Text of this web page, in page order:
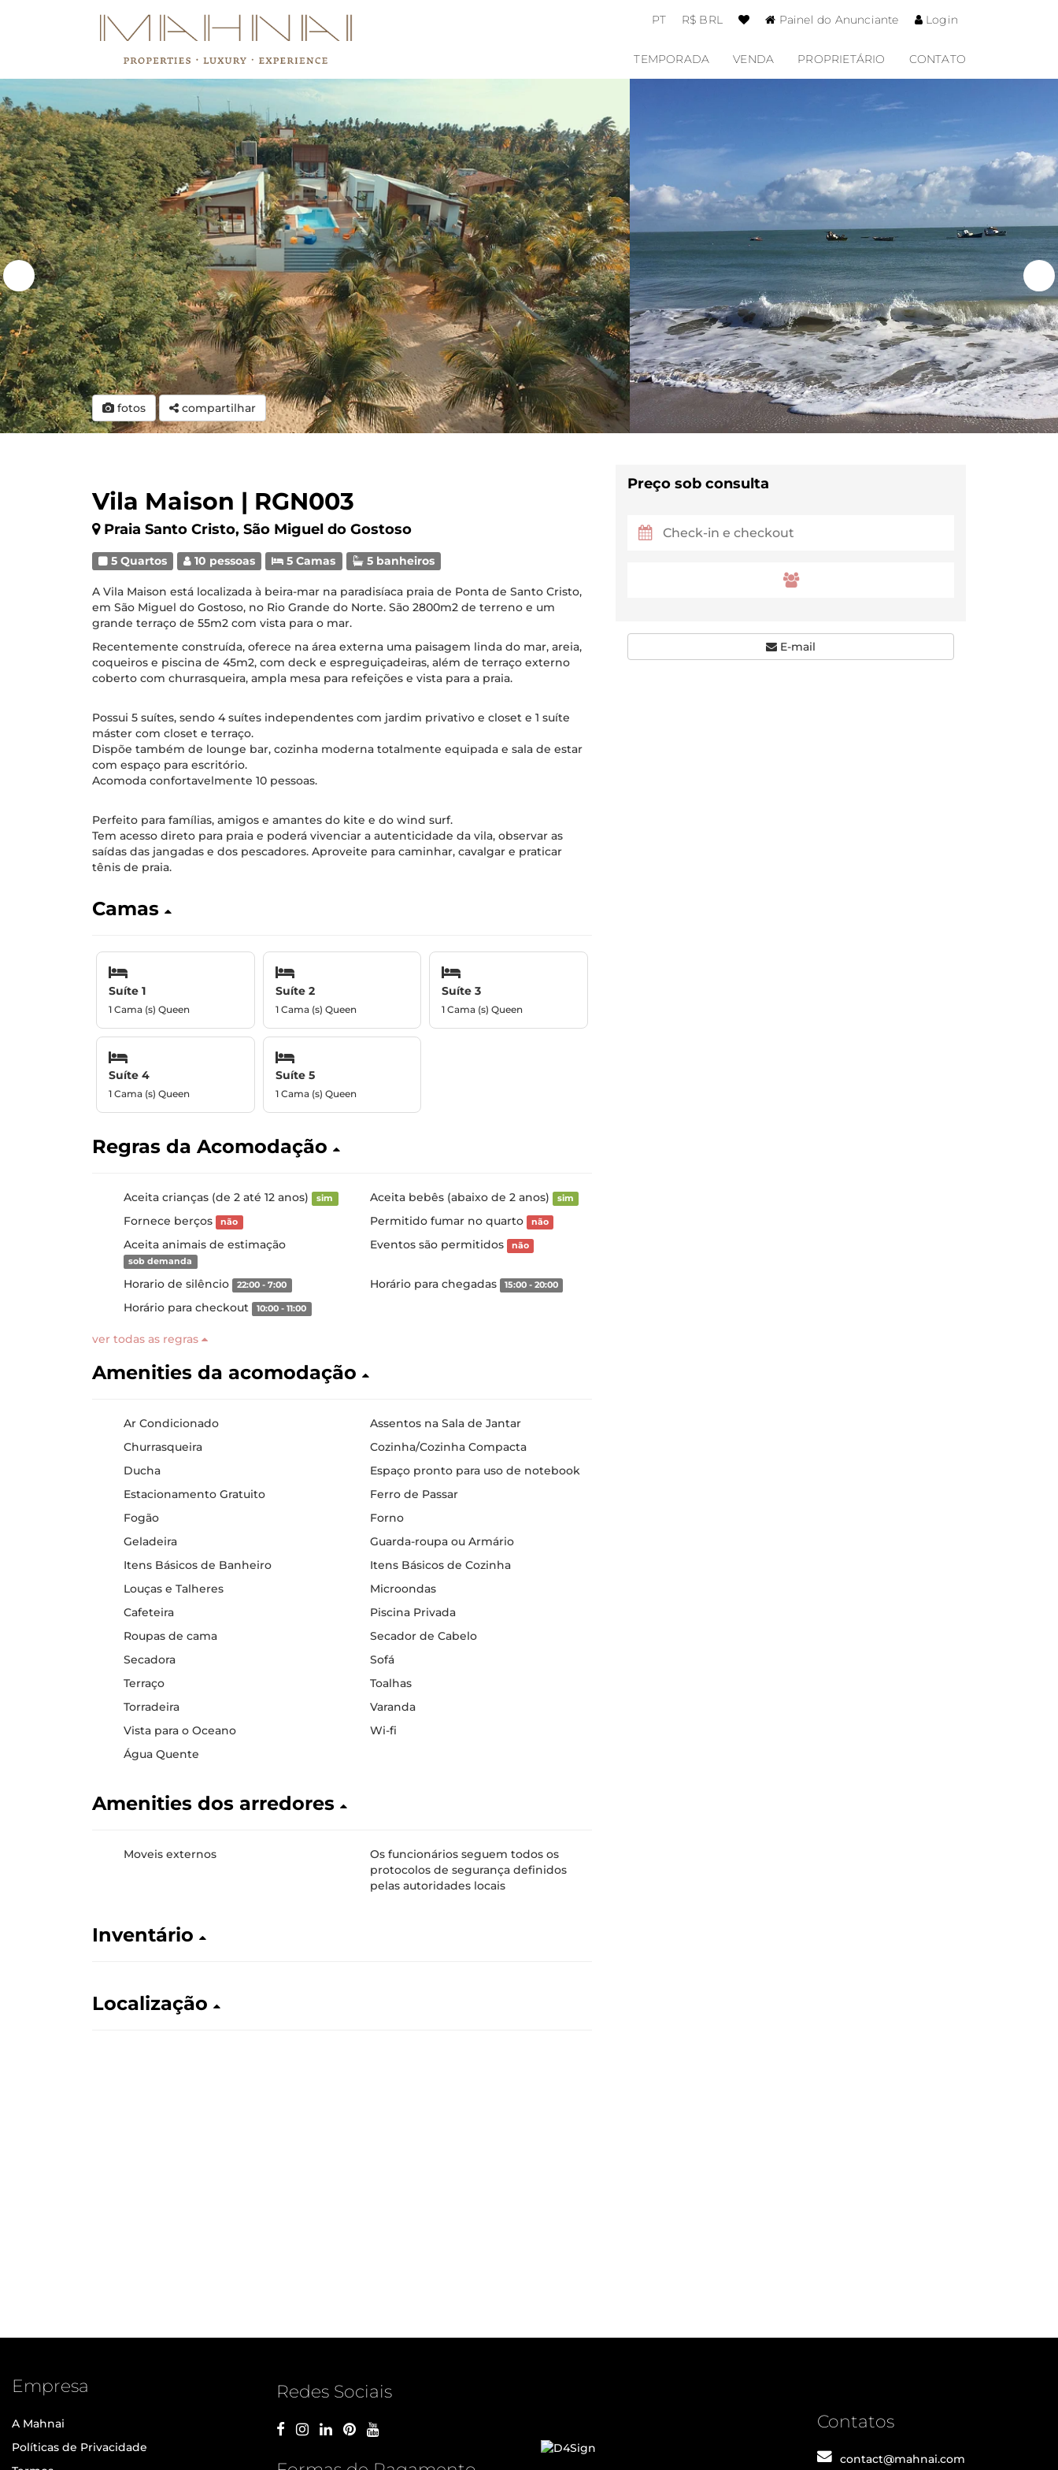
PT R$ BRL Painel do Anunciante Login
TEMPORADA VENDA PROPRIETÁRIO CONTATO
fotos compartilhar
Vila Maison | RGN003
Praia Santo Cristo, São Miguel do Gostoso
5 Quartos 10 pessoas 5 Camas 5 banheiros
A Vila Maison está localizada à beira-mar na paradisíaca praia de Ponta de Santo Cristo,
em São Miguel do Gostoso, no Rio Grande do Norte. São 2800m2 de terreno e um
grande terraço de 55m2 com vista para o mar.
Recentemente construída, oferece na área externa uma paisagem linda do mar, areia,
coqueiros e piscina de 45m2, com deck e espreguiçadeiras, além de terraço externo
coberto com churrasqueira, ampla mesa para refeições e vista para a praia.
Possui 5 suítes, sendo 4 suítes independentes com jardim privativo e closet e 1 suíte
máster com closet e terraço.
Dispõe também de lounge bar, cozinha moderna totalmente equipada e sala de estar
com espaço para escritório.
Acomoda confortavelmente 10 pessoas.
Perfeito para famílias, amigos e amantes do kite e do wind surf.
Tem acesso direto para praia e poderá vivenciar a autenticidade da vila, observar as
saídas das jangadas e dos pescadores. Aproveite para caminhar, cavalgar e praticar
tênis de praia.
Camas
Suíte 1
1 Cama (s) Queen
Suíte 2
1 Cama (s) Queen
Suíte 3
1 Cama (s) Queen
Suíte 4
1 Cama (s) Queen
Suíte 5
1 Cama (s) Queen
Regras da Acomodação
Aceita crianças (de 2 até 12 anos) sim Aceita bebês (abaixo de 2 anos) sim
Fornece berços não Permitido fumar no quarto não
Aceita animais de estimação
sob demanda
Eventos são permitidos não
Horario de silêncio 22:00 - 7:00 Horário para chegadas 15:00 - 20:00
Horário para checkout 10:00 - 11:00
ver todas as regras
Amenities da acomodação
Ar Condicionado
Assentos na Sala de Jantar
Churrasqueira
Cozinha/Cozinha Compacta
Ducha
Espaço pronto para uso de notebook
Estacionamento Gratuito
Ferro de Passar
Fogão
Forno
Geladeira
Guarda-roupa ou Armário
Itens Básicos de Banheiro
Itens Básicos de Cozinha
Louças e Talheres
Microondas
Cafeteira
Piscina Privada
Roupas de cama
Secador de Cabelo
Secadora
Sofá
Terraço
Toalhas
Torradeira
Varanda
Vista para o Oceano
Wi-fi
Água Quente
Amenities dos arredores
Moveis externos
Os funcionários seguem todos os
protocolos de segurança definidos
pelas autoridades locais
Inventário
Localização
Preço sob consulta
E-mail
Empresa
A Mahnai
Políticas de Privacidade
Redes Sociais
Contatos
contact@mahnai.com